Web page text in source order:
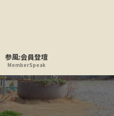
参風:会員登壇
MemberSpeak